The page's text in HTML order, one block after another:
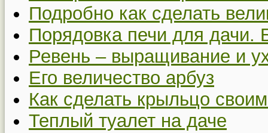
Подробно как сделать
Порядовка печи для дачи.
Ревень – выращивание и
Его величество арбуз
Как сделать крыльцо
Теплый туалет на даче